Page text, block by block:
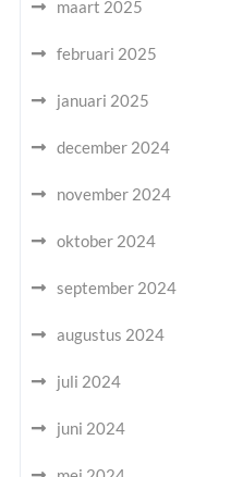
maart 2025
februari 2025
januari 2025
december 2024
november 2024
oktober 2024
september 2024
augustus 2024
juli 2024
juni 2024